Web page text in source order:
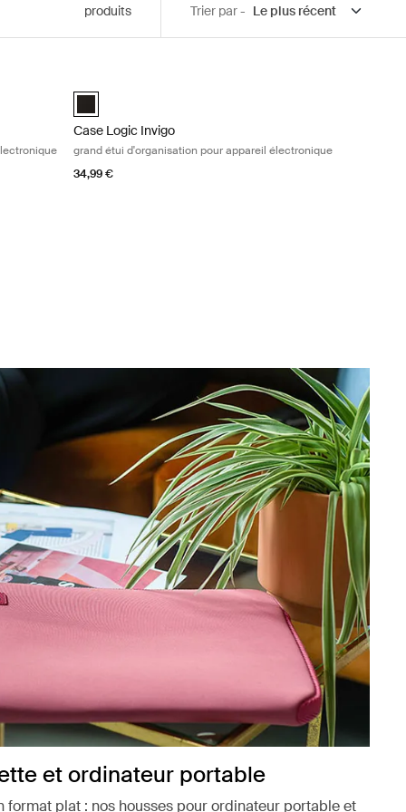
produits Trier par -
Noir (selected)Case Logic Invigo electronic case large Noir (selected)
Case Logic Invigo
grand étui d'organisation pour appareil électronique
34,99 €
et ordinateur portable
format plat : nos housses pour ordinateur portable et